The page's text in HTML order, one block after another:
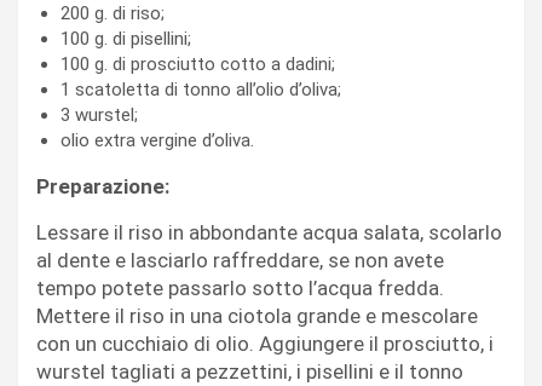
200 g. di riso;
100 g. di pisellini;
100 g. di prosciutto cotto a dadini;
1 scatoletta di tonno all’olio d’oliva;
3 wurstel;
olio extra vergine d’oliva.
Preparazione:
Lessare il riso in abbondante acqua salata, scolarlo
al dente e lasciarlo raffreddare, se non avete
tempo potete passarlo sotto l’acqua fredda.
Mettere il riso in una ciotola grande e mescolare
con un cucchiaio di olio. Aggiungere il prosciutto, i
wurstel tagliati a pezzettini, i pisellini e il tonno